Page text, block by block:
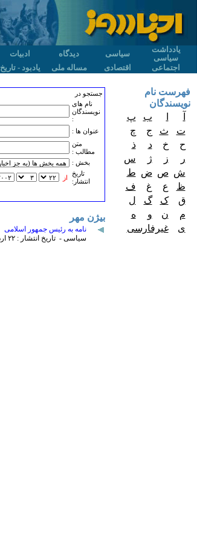
یادداشت
سیاسی
سیاسی دیدگاه ادبیات
اجتماعی
اقتصادی مساله ملی یادبود - تاریخ
جستجو در
نام های
نویسندگان
:
عنوان ها :
متن
مطالب :
بخش :
تاريخ
انتشار:
از
بیژن مهر
نامه به رئیس جمهور اسلامی
سیاسی - تاریخ انتشار : ۲۲ ارديبهشت ۱٣٨۵ (۱۲ می ۲۰۰۶)
فهرست نام
نویسندگان
ب
پ
ت
ث ج
چ
ح
خ د
ذ
ر
ز ژ
س
ش ص ض ط
ظ
ع غ
ف
ق
ک گ
ل
م
ن و
ه
ی
غیرفارسی